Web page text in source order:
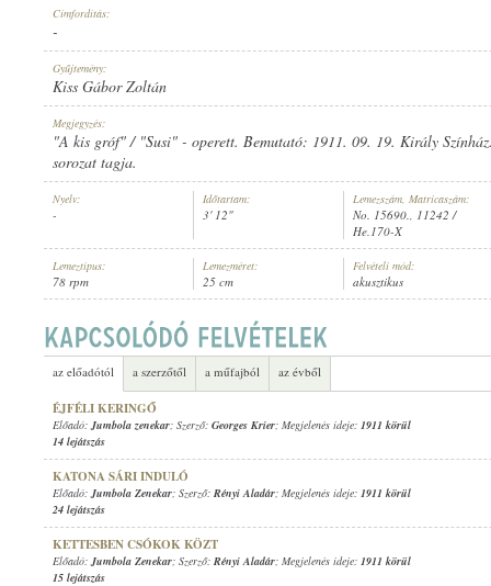
ELŐADÓ: JUMBOLA ZENEKAR
NO. 15690.
Címfordítás:
-
Gyűjtemény:
Kiss Gábor Zoltán
Megjegyzés:
"A kis gróf" / "Susi" - operett. Bemutató: 1911. 09. 19. Király
sorozat tagja.
Nyelv:
-
Időtartam:
3' 12"
Lemezszám, Matricaszám:
No. 15690., 11242 /
He.170-X
Lemeztípus:
78 rpm
Lemezméret:
25 cm
Felvételi mód:
akusztikus
az előadótól a szerzőtől a műfajból az évből
ÉJFÉLI KERINGŐ
Előadó:Jumbola zenekar; Szerző: Georges Krier; Megjelenés ideje: 1911 körül
14 lejátszás
KATONA SÁRI INDULÓ
Előadó:Jumbola Zenekar; Szerző: Rényi Aladár; Megjelenés ideje: 1911 körül
24 lejátszás
KETTESBEN CSÓKOK KÖZT
Előadó:Jumbola Zenekar; Szerző: Rényi Aladár; Megjelenés ideje: 1911 körül
15 lejátszás